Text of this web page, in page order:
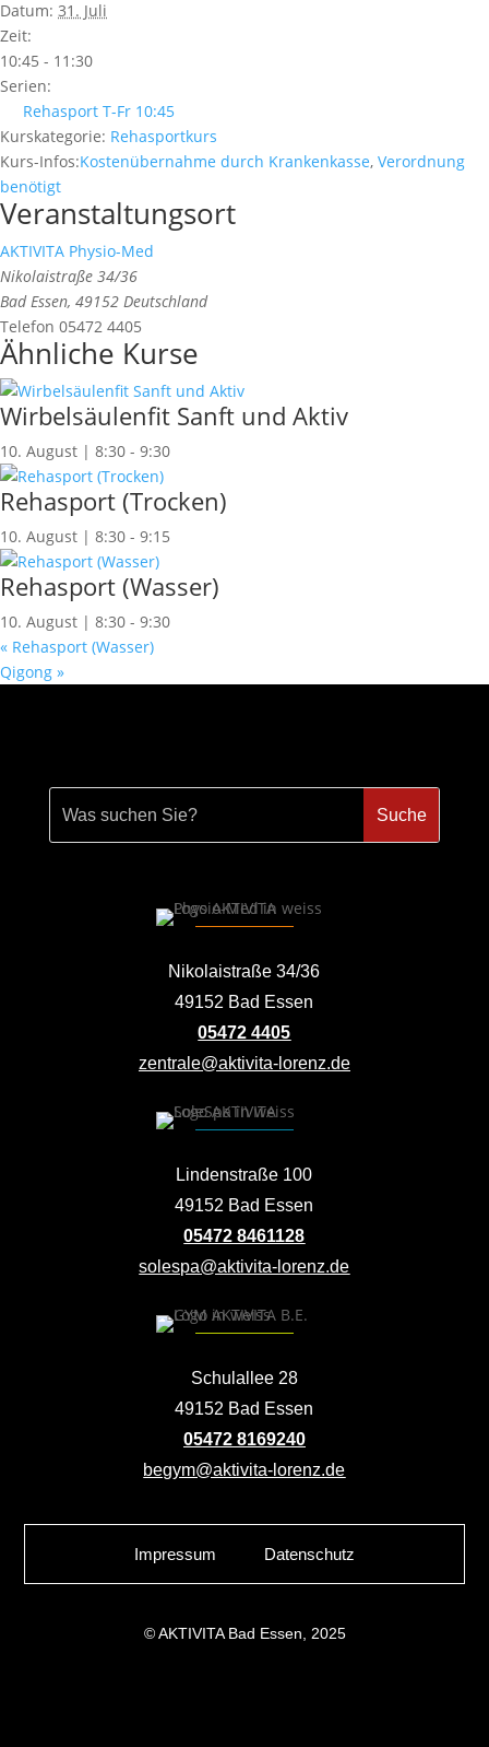
Datum: 31. Juli
Zeit:
10:45 - 11:30
Serien:
Rehasport T-Fr 10:45
Kurskategorie: Rehasportkurs
Kurs-Infos:Kostenübernahme durch Krankenkasse, Verordnung
benötigt
Veranstaltungsort
AKTIVITA Physio-Med
Nikolaistraße 34/36
Bad Essen, 49152 Deutschland
Telefon 05472 4405
Ähnliche Kurse
Wirbelsäulenfit Sanft und Aktiv
10. August | 8:30 - 9:30
Rehasport (Trocken)
10. August | 8:30 - 9:15
Rehasport (Wasser)
10. August | 8:30 - 9:30
« Rehasport (Wasser)
Qigong »
Nikolaistraße 34/36
49152 Bad Essen
05472 4405
zentrale@aktivita-lorenz.de
Lindenstraße 100
49152 Bad Essen
05472 8461128
solespa@aktivita-lorenz.de
Schulallee 28
49152 Bad Essen
05472 8169240
begym@aktivita-lorenz.de
Impressum Datenschutz
© AKTIVITA Bad Essen, 2025